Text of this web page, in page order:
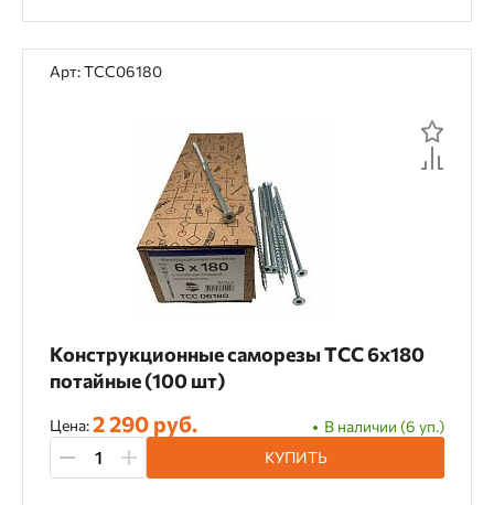
Арт: TCC06180
Конструкционные саморезы TCC 6х180
потайные (100 шт)
Цена:2 290 руб.
В наличии (6 уп.)
КУПИТЬ